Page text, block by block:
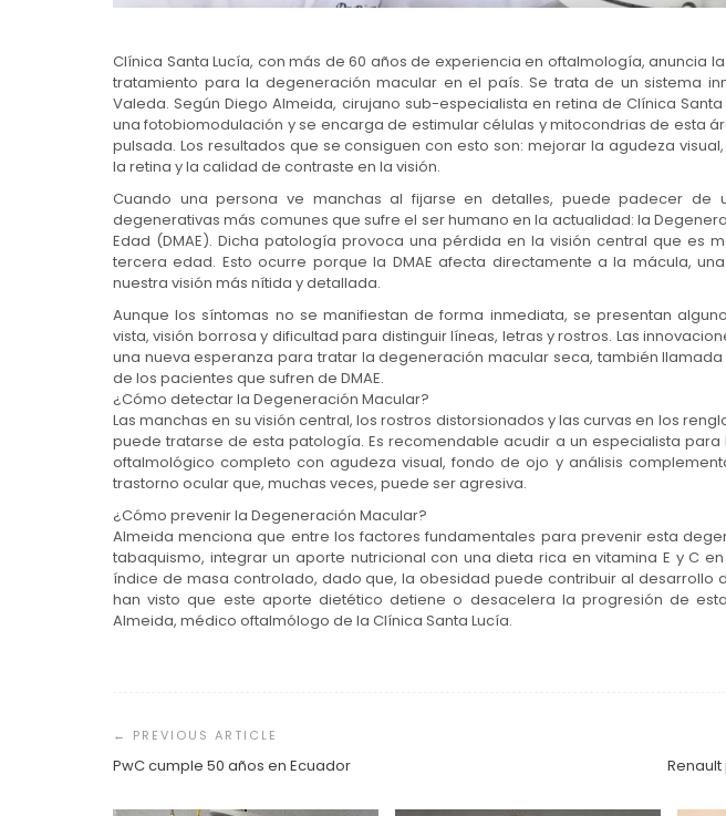
Clínica Santa Lucía, con más de 60 años de experiencia en oftalmología, anuncia
tratamiento para la degeneración macular en el país. Se trata de un sistema
Valeda. Según Diego Almeida, cirujano sub-especialista en retina de Clínica
una fotobiomodulación y se encarga de estimular células y mitocondrias de esta
pulsada. Los resultados que se consiguen con esto son: mejorar la agudeza
la retina y la calidad de contraste en la visión.
Cuando una persona ve manchas al fijarse en detalles, puede padecer de
degenerativas más comunes que sufre el ser humano en la actualidad: la
Edad (DMAE). Dicha patología provoca una pérdida en la visión central que es
tercera edad. Esto ocurre porque la DMAE afecta directamente a la mácula,
nuestra visión más nítida y detallada.
Aunque los síntomas no se manifiestan de forma inmediata, se presentan
vista, visión borrosa y dificultad para distinguir líneas, letras y rostros. Las
una nueva esperanza para tratar la degeneración macular seca, también
de los pacientes que sufren de DMAE.
¿Cómo detectar la Degeneración Macular?
Las manchas en su visión central, los rostros distorsionados y las curvas en los
puede tratarse de esta patología. Es recomendable acudir a un especialista
oftalmológico completo con agudeza visual, fondo de ojo y análisis
trastorno ocular que, muchas veces, puede ser agresiva.
¿Cómo prevenir la Degeneración Macular?
Almeida menciona que entre los factores fundamentales para prevenir esta
tabaquismo, integrar un aporte nutricional con una dieta rica en vitamina E y C
índice de masa controlado, dado que, la obesidad puede contribuir al desarrollo
han visto que este aporte dietético detiene o desacelera la progresión de
Almeida, médico oftalmólogo de la Clínica Santa Lucía.
de
entradas
PwC cumple 50 años en Ecuador